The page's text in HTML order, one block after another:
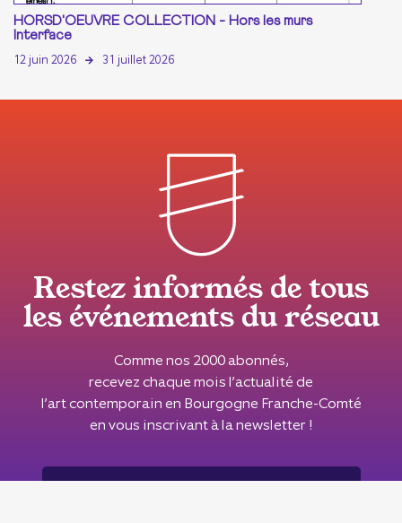
HORSD'OEUVRE COLLECTION - Hors les murs
Interface
12 juin 2026 31 juillet 2026
Restez informés de tous
les événements du réseau
Comme nos 2000 abonnés,
recevez chaque mois l’actualité de
l’art contemporain en Bourgogne Franche-Comté
en vous inscrivant à la newsletter !